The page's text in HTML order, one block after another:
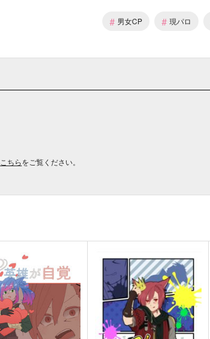
# 男女CP # 現パロ
こちらをご覧ください。